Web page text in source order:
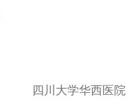
四川大学华西医院